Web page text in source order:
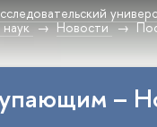
Новости
–